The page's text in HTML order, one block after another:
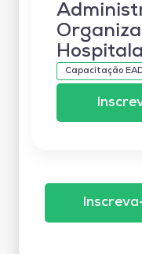
Capacitação